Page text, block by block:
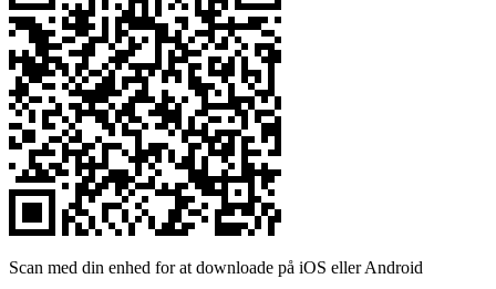
Scan med din enhed for at downloade på iOS eller Android